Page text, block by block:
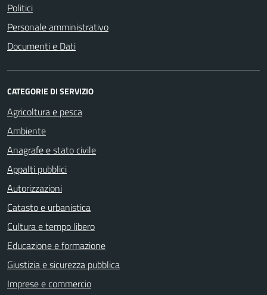
Politici
Personale amministrativo
Documenti e Dati
CATEGORIE DI SERVIZIO
Agricoltura e pesca
Ambiente
Anagrafe e stato civile
Appalti pubblici
Autorizzazioni
Catasto e urbanistica
Cultura e tempo libero
Educazione e formazione
Giustizia e sicurezza pubblica
Imprese e commercio